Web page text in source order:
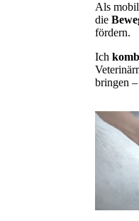
Als
die
fördern.
Ich
bringen